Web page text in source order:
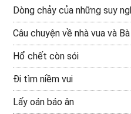
Dòng chảy của những suy
Câu chuyện về nhà vua và
Hổ chết còn sói
Đi tìm niềm vui
Lấy oán báo ân